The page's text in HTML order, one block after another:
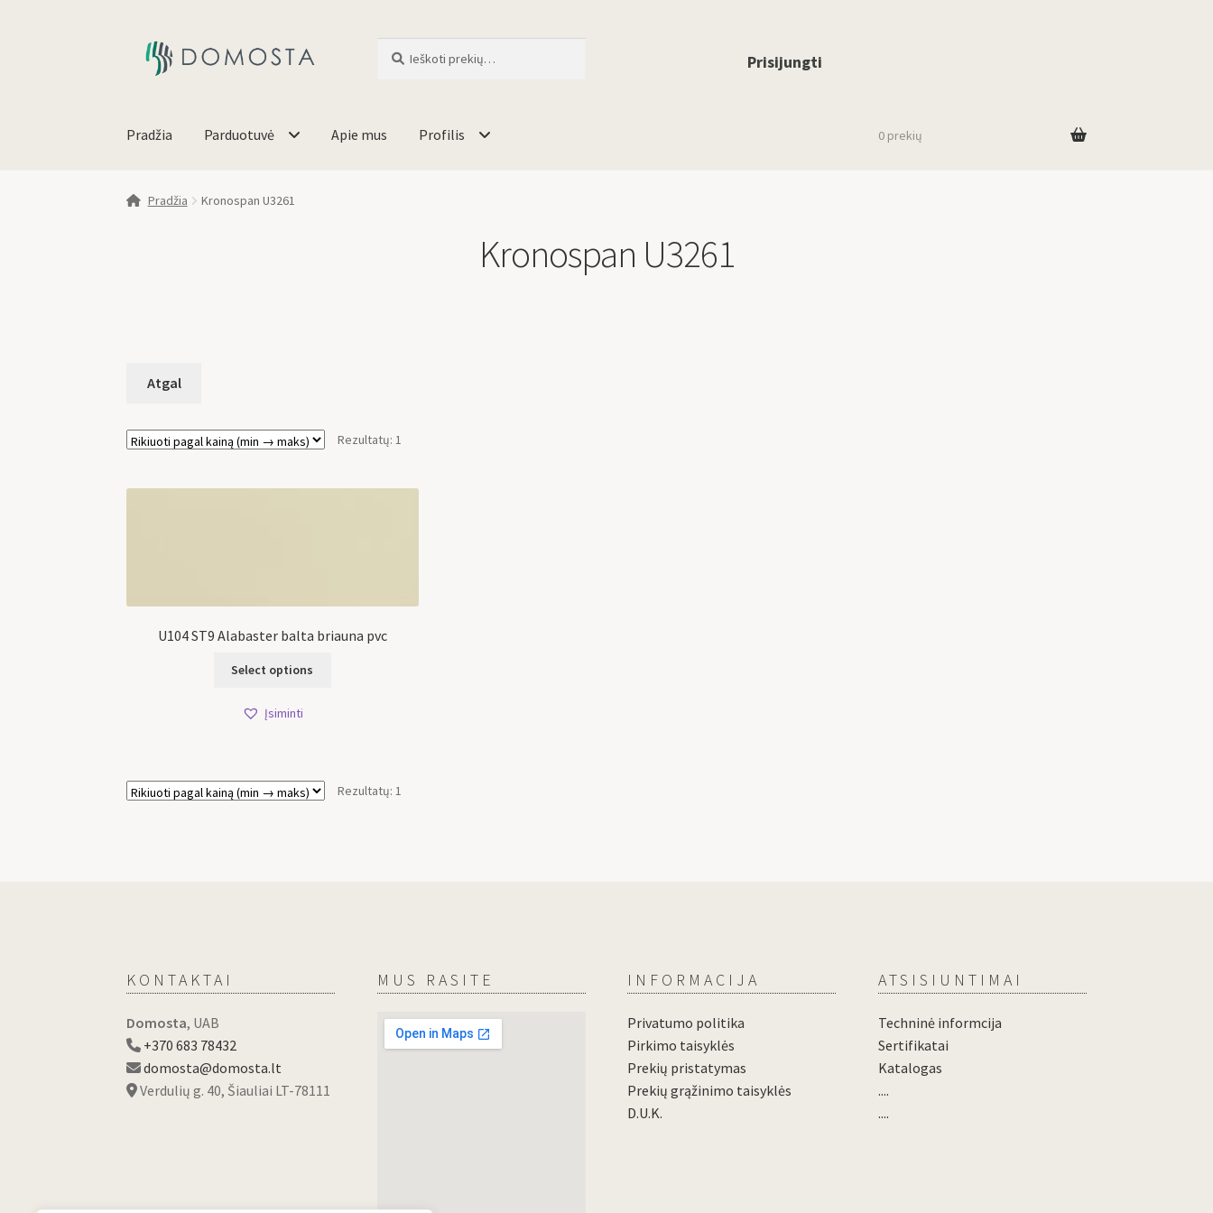
Prisijungti
Pradžia Parduotuvė Apie mus Profilis 0 prekių
Pradžia Kronospan U3261
Kronospan U3261
Rezultatų: 1
U104 ST9 Alabaster balta briauna pvc
Select options
Įsiminti
Rezultatų: 1
KONTAKTAI
Domosta, UAB
+370 683 78432
domosta@domosta.lt
Verdulių g. 40, Šiauliai LT-78111
MUS RASITE INFORMACIJA
Privatumo politika
Pirkimo taisyklės
Prekių pristatymas
Prekių grąžinimo taisyklės
D.U.K.
ATSISIUNTIMAI
Techninė informcija
Sertifikatai
Katalogas
....
....